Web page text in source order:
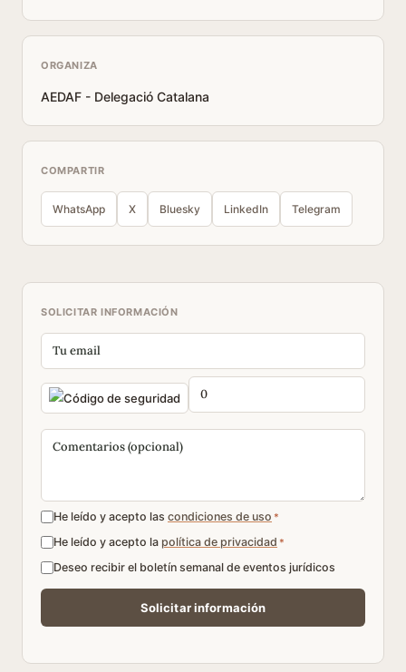
ORGANIZA
AEDAF - Delegació Catalana
COMPARTIR
WhatsApp X Bluesky LinkedIn Telegram
SOLICITAR INFORMACIÓN
He leído y acepto las condiciones de uso *
He leído y acepto la política de privacidad *
Deseo recibir el boletín semanal de eventos jurídicos